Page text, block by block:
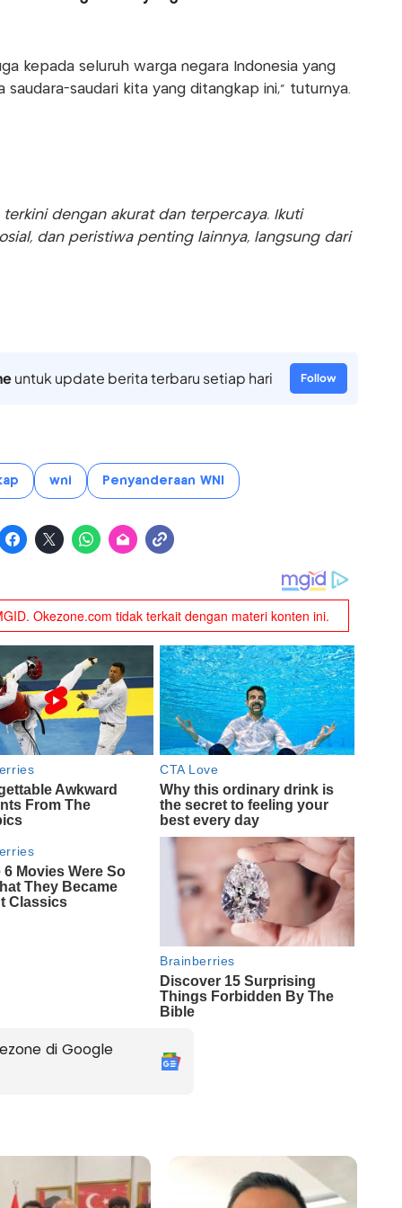
kepada seluruh warga negara Indonesia yang
saudari kita yang ditangkap ini," tuturnya.
dengan akurat dan terpercaya. Ikuti
dan peristiwa penting lainnya, langsung dari
untuk update berita terbaru setiap hari Follow
wni Penyanderaan WNI
di Google